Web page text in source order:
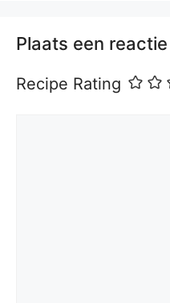
Plaats een reactie
Recipe Rating